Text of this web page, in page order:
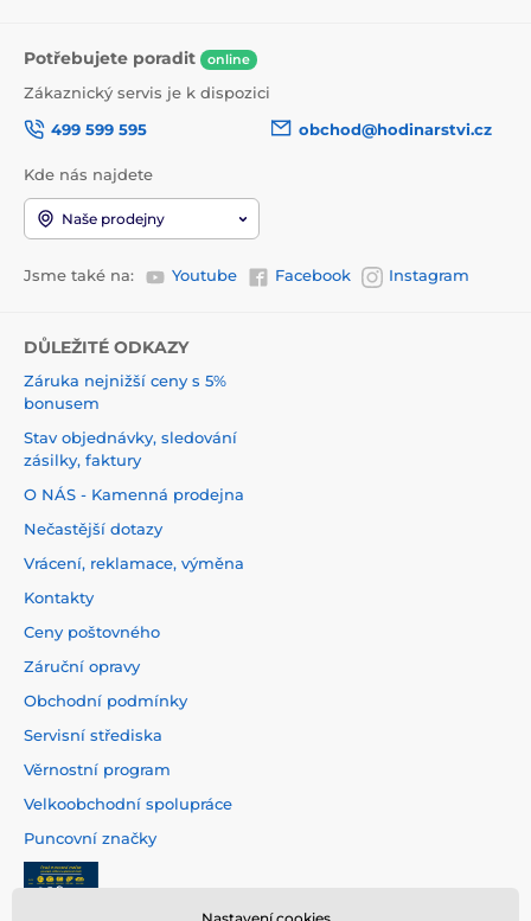
Potřebujete poradit online
Zákaznický servis je k dispozici
499 599 595
obchod@hodinarstvi.cz
Kde nás najdete
Naše prodejny
Jsme také na: Youtube Facebook Instagram
DŮLEŽITÉ ODKAZY
Záruka nejnižší ceny s 5%
bonusem
Stav objednávky, sledování
zásilky, faktury
O NÁS - Kamenná prodejna
Nečastější dotazy
Vrácení, reklamace, výměna
Kontakty
Ceny poštovného
Záruční opravy
Obchodní podmínky
Servisní střediska
Věrnostní program
Velkoobchodní spolupráce
Puncovní značky